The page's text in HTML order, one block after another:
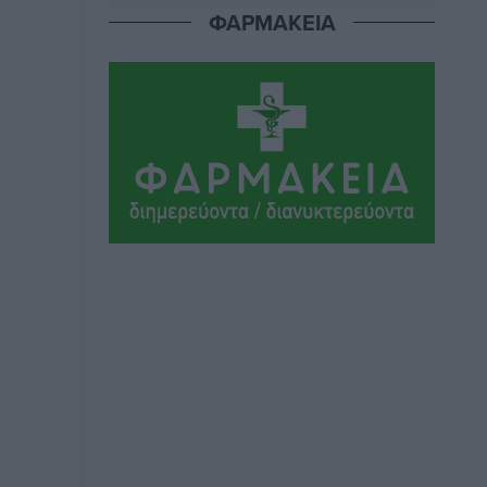
πριν 12 ώρες
Κατταβιά: Πρόεδρος ο Μανώλης
Φραντζής, απέκτησε τον νεαρό
Αθλητικά• πριν 12 ώρες
ΦΑΡΜΑΚΕΙΑ